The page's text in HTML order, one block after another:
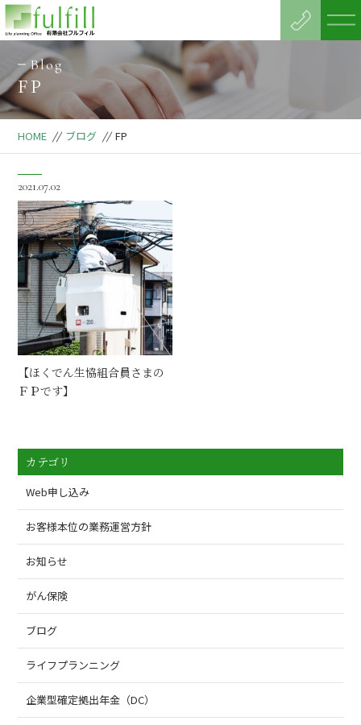
Blog
FP
HOME // ブログ // FP
2021.07.02
【ほくでん生協組合員さまの
ＦＰです】
カテゴリ
Web申し込み
お客様本位の業務運営方針
お知らせ
がん保険
ブログ
ライフプランニング
企業型確定拠出年金（DC）